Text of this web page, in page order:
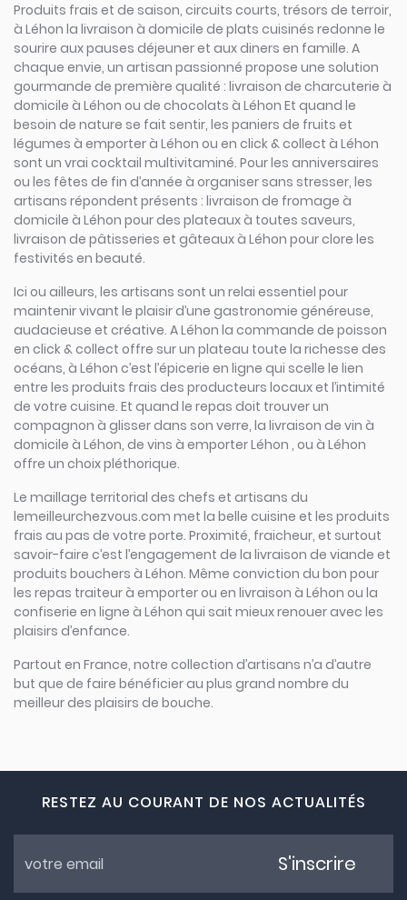
Produits frais et de saison, circuits courts, trésors de terroir,
à Léhon la livraison à domicile de plats cuisinés redonne le
sourire aux pauses déjeuner et aux diners en famille. A
chaque envie, un artisan passionné propose une solution
gourmande de première qualité : livraison de charcuterie à
domicile à Léhon ou de chocolats à Léhon Et quand le
besoin de nature se fait sentir, les paniers de fruits et
légumes à emporter à Léhon ou en click & collect à Léhon
sont un vrai cocktail multivitaminé. Pour les anniversaires
ou les fêtes de fin d’année à organiser sans stresser, les
artisans répondent présents : livraison de fromage à
domicile à Léhon pour des plateaux à toutes saveurs,
livraison de pâtisseries et gâteaux à Léhon pour clore les
festivités en beauté.
Ici ou ailleurs, les artisans sont un relai essentiel pour
maintenir vivant le plaisir d’une gastronomie généreuse,
audacieuse et créative. A Léhon la commande de poisson
en click & collect offre sur un plateau toute la richesse des
océans, à Léhon c’est l’épicerie en ligne qui scelle le lien
entre les produits frais des producteurs locaux et l’intimité
de votre cuisine. Et quand le repas doit trouver un
compagnon à glisser dans son verre, la livraison de vin à
domicile à Léhon, de vins à emporter Léhon , ou à Léhon
offre un choix pléthorique.
Le maillage territorial des chefs et artisans du
lemeilleurchezvous.com met la belle cuisine et les produits
frais au pas de votre porte. Proximité, fraicheur, et surtout
savoir-faire c’est l’engagement de la livraison de viande et
produits bouchers à Léhon. Même conviction du bon pour
les repas traiteur à emporter ou en livraison à Léhon ou la
confiserie en ligne à Léhon qui sait mieux renouer avec les
plaisirs d’enfance.
Partout en France, notre collection d’artisans n’a d’autre
but que de faire bénéficier au plus grand nombre du
meilleur des plaisirs de bouche.
RESTEZ AU COURANT DE NOS ACTUALITÉS
S'inscrire